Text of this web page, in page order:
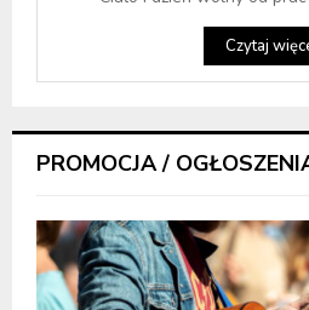
Czytaj
PROMOCJA /